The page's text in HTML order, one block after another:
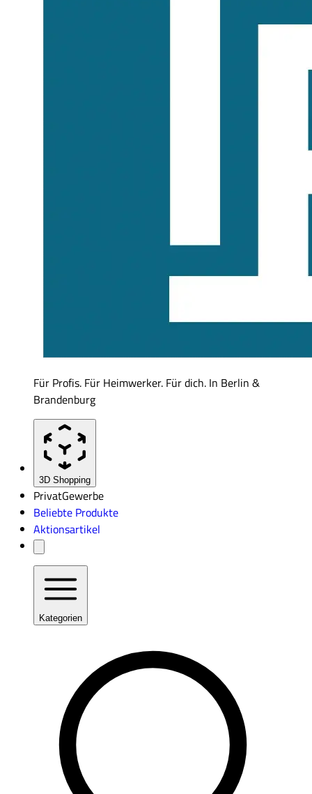
Für Profis. Für Heimwerker. Für dich. In Berlin &
Brandenburg
3D Shopping
PrivatGewerbe
Beliebte Produkte
Aktionsartikel
Kategorien